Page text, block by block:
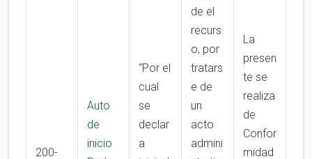
200-
Auto
de
inicio
“Por el
cual
se
declar
a
de el
recurs
o, por
tratars
e de
un
acto
admini
La
presen
te se
realiza
de
Confor
midad